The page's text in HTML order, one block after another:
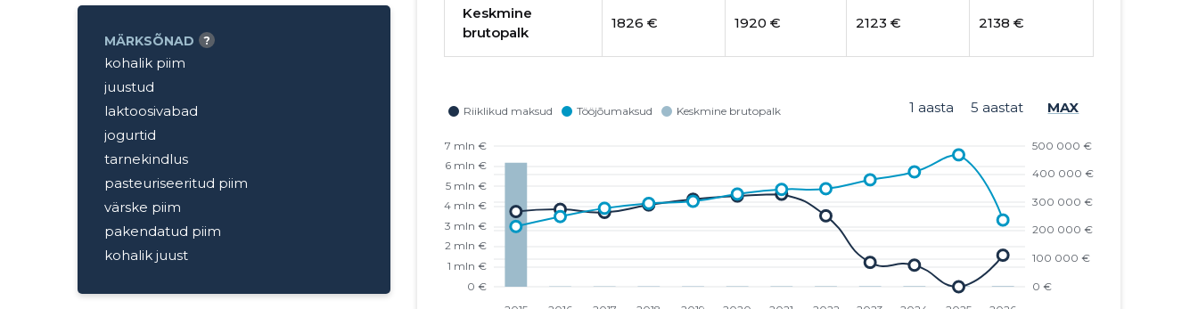
+372 628 5700
MÄRKSÕNAD ?
kohalik piim
juustud
laktoosivabad
jogurtid
tarnekindlus
pasteuriseeritud piim
värske piim
pakendatud piim
kohalik juust
Keskmine
brutopalk
1826 € 1920 € 2123 € 2138 €
1 aasta 5 aastat MAX